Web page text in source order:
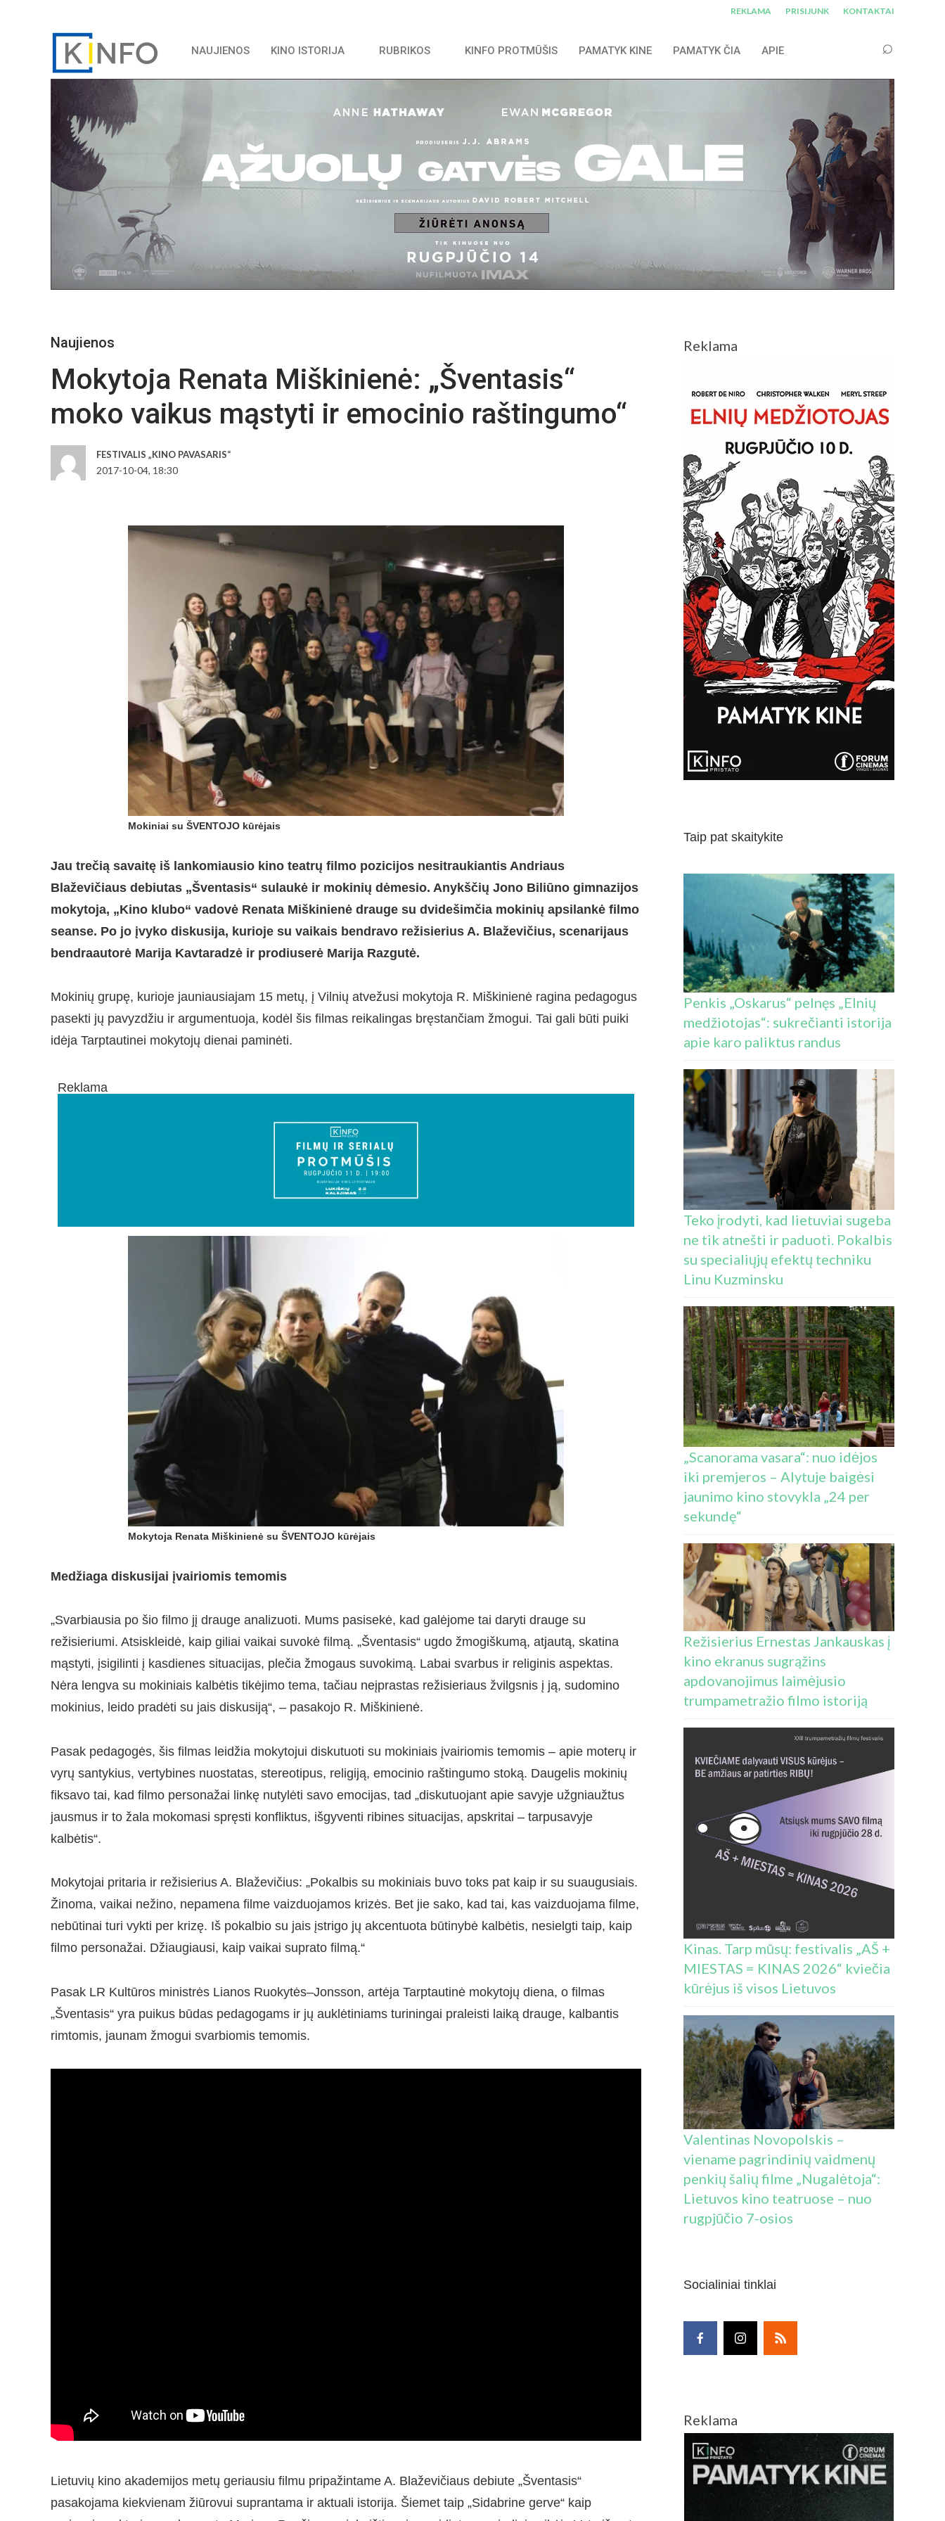
REKLAMA PRISIJUNK KONTAKTAI
NAUJIENOS KINO ISTORIJA RUBRIKOS KINFO PROTMŪŠIS PAMATYK KINE PAMATYK ČIA APIE
Naujienos
Mokytoja Renata Miškinienė: „Šventasis“
moko vaikus mąstyti ir emocinio raštingumo“
FESTIVALIS „KINO PAVASARIS“
2017-10-04, 18:30
Mokiniai su ŠVENTOJO kūrėjais
Jau trečią savaitę iš lankomiausio kino teatrų filmo pozicijos nesitraukiantis Andriaus
Blaževičiaus debiutas „Šventasis“ sulaukė ir mokinių dėmesio. Anykščių Jono Biliūno gimnazijos
mokytoja, „Kino klubo“ vadovė Renata Miškinienė drauge su dvidešimčia mokinių apsilankė filmo
seanse. Po jo įvyko diskusija, kurioje su vaikais bendravo režisierius A. Blaževičius, scenarijaus
bendraautorė Marija Kavtaradzė ir prodiuserė Marija Razgutė.
Mokinių grupę, kurioje jauniausiajam 15 metų, į Vilnių atvežusi mokytoja R. Miškinienė ragina pedagogus
pasekti jų pavyzdžiu ir argumentuoja, kodėl šis filmas reikalingas bręstančiam žmogui. Tai gali būti puiki
idėja Tarptautinei mokytojų dienai paminėti.
Reklama
Mokytoja Renata Miškinienė su ŠVENTOJO kūrėjais
Medžiaga diskusijai įvairiomis temomis
„Svarbiausia po šio filmo jį drauge analizuoti. Mums pasisekė, kad galėjome tai daryti drauge su
režisieriumi. Atsiskleidė, kaip giliai vaikai suvokė filmą. „Šventasis“ ugdo žmogiškumą, atjautą, skatina
mąstyti, įsigilinti į kasdienes situacijas, plečia žmogaus suvokimą. Labai svarbus ir religinis aspektas.
Nėra lengva su mokiniais kalbėtis tikėjimo tema, tačiau neįprastas režisieriaus žvilgsnis į ją, sudomino
mokinius, leido pradėti su jais diskusiją“, – pasakojo R. Miškinienė.
Pasak pedagogės, šis filmas leidžia mokytojui diskutuoti su mokiniais įvairiomis temomis – apie moterų ir
vyrų santykius, vertybines nuostatas, stereotipus, religiją, emocinio raštingumo stoką. Daugelis mokinių
fiksavo tai, kad filmo personažai linkę nutylėti savo emocijas, tad „diskutuojant apie savyje užgniaužtus
jausmus ir to žala mokomasi spręsti konfliktus, išgyventi ribines situacijas, apskritai – tarpusavyje
kalbėtis“.
Mokytojai pritaria ir režisierius A. Blaževičius: „Pokalbis su mokiniais buvo toks pat kaip ir su suaugusiais.
Žinoma, vaikai nežino, nepamena filme vaizduojamos krizės. Bet jie sako, kad tai, kas vaizduojama filme,
nebūtinai turi vykti per krizę. Iš pokalbio su jais įstrigo jų akcentuota būtinybė kalbėtis, nesielgti taip, kaip
filmo personažai. Džiaugiausi, kaip vaikai suprato filmą.“
Pasak LR Kultūros ministrės Lianos Ruokytės–Jonsson, artėja Tarptautinė mokytojų diena, o filmas
„Šventasis“ yra puikus būdas pedagogams ir jų auklėtiniams turiningai praleisti laiką drauge, kalbantis
rimtomis, jaunam žmogui svarbiomis temomis.
Lietuvių kino akademijos metų geriausiu filmu pripažintame A. Blaževičiaus debiute „Šventasis“
pasakojama kiekvienam žiūrovui suprantama ir aktuali istorija. Šiemet taip „Sidabrine gerve“ kaip
Reklama
Taip pat skaitykite
Penkis „Oskarus“ pelnęs „Elnių
medžiotojas“: sukrečianti istorija
apie karo paliktus randus
Teko įrodyti, kad lietuviai sugeba
ne tik atnešti ir paduoti. Pokalbis
su specialiųjų efektų techniku
Linu Kuzminsku
„Scanorama vasara“: nuo idėjos
iki premjeros – Alytuje baigėsi
jaunimo kino stovykla „24 per
sekundę“
Režisierius Ernestas Jankauskas į
kino ekranus sugrąžins
apdovanojimus laimėjusio
trumpametražio filmo istoriją
Kinas. Tarp mūsų: festivalis „AŠ +
MIESTAS = KINAS 2026“ kviečia
kūrėjus iš visos Lietuvos
Valentinas Novopolskis –
viename pagrindinių vaidmenų
penkių šalių filme „Nugalėtoja“:
Lietuvos kino teatruose – nuo
rugpjūčio 7-osios
Socialiniai tinklai
Reklama